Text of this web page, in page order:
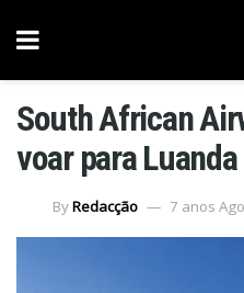
South African
voar para Luanda
ByRedacção 7 anos Ago